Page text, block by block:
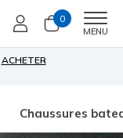
0
MENU
ACHETER
Chaussures